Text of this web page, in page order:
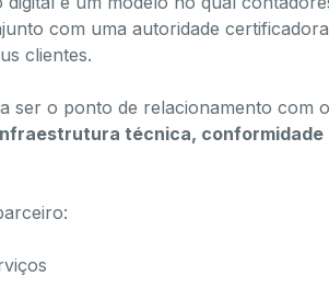
com uma autoridade
clientes.
ser o ponto de relacionamento com
técnica, conformidade